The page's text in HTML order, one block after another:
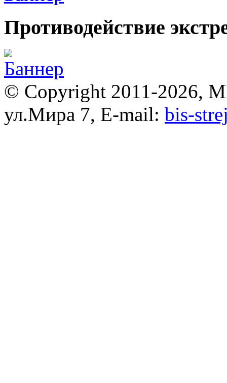
Противодействие
© Copyright 2011-2026,
ул.Мира 7, E-mail: bis-